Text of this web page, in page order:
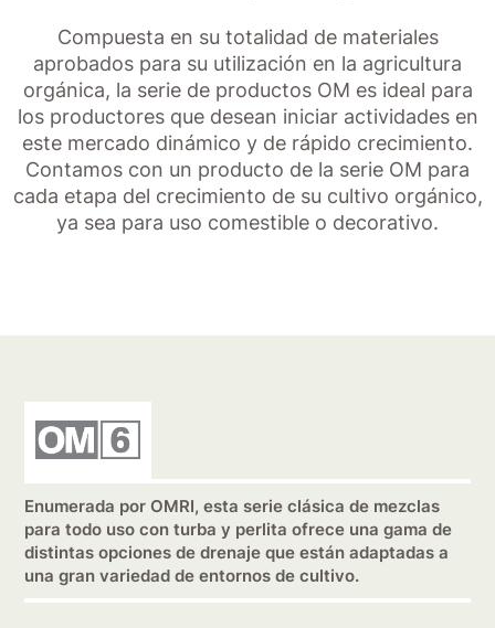
Compuesta en su totalidad de materiales
aprobados para su utilización en la agricultura
orgánica, la serie de productos OM es ideal para
los productores que desean iniciar actividades en
este mercado dinámico y de rápido crecimiento.
Contamos con un producto de la serie OM para
cada etapa del crecimiento de su cultivo orgánico,
ya sea para uso comestible o decorativo.
Enumerada por OMRI, esta serie clásica de mezclas
para todo uso con turba y perlita ofrece una gama de
distintas opciones de drenaje que están adaptadas a
una gran variedad de entornos de cultivo.